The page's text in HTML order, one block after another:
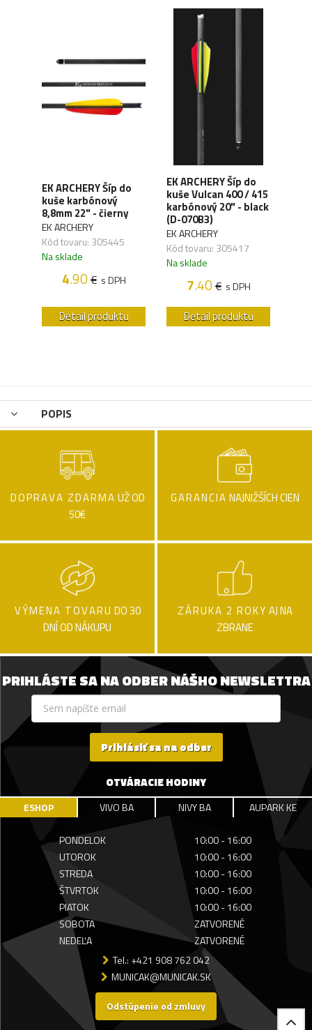
EK ARCHERY Šíp do
kuše karbónový
8,8mm 22" - čierny
EK ARCHERY
Kód tovaru: 305445
Na sklade
4.90€ s DPH
Detail produktu
EK ARCHERY Šíp do
kuše Vulcan 400 / 415
karbónový 20" - black
(D-070B3)
EK ARCHERY
Kód tovaru: 305417
Na sklade
7.40€ s DPH
Detail produktu
POPIS
DOPRAVA ZDARMA UŽ OD
50€
GARANCIA NAJNIŽŠÍCH CIEN
VÝMENA TOVARU DO 30
DNÍ OD NÁKUPU
ZÁRUKA 2 ROKY AJ NA
ZBRANE
PRIHLÁSTE SA NA ODBER NÁŠHO NEWSLETTRA
Prihlásiť sa na odber
OTVÁRACIE HODINY
ESHOP VIVO BA NIVY BA AUPARK KE
PONDELOK
10:00 - 16:00
UTOROK
10:00 - 16:00
STREDA
10:00 - 16:00
ŠTVRTOK
10:00 - 16:00
PIATOK
10:00 - 16:00
SOBOTA
ZATVORENÉ
NEDEĽA
ZATVORENÉ
Tel.: +421 908 762 042
MUNICAK@MUNICAK.SK
Odstúpenie od zmluvy